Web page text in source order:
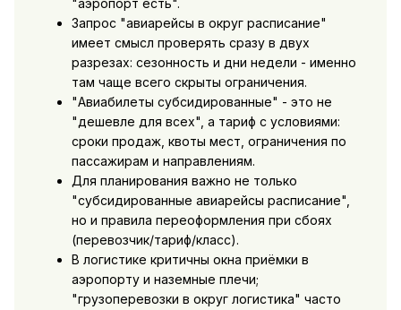
"аэропорт есть".
Запрос "авиарейсы в округ расписание"
имеет смысл проверять сразу в двух
разрезах: сезонность и дни недели - именно
там чаще всего скрыты ограничения.
"Авиабилеты субсидированные" - это не
"дешевле для всех", а тариф с условиями:
сроки продаж, квоты мест, ограничения по
пассажирам и направлениям.
Для планирования важно не только
"субсидированные авиарейсы расписание",
но и правила переоформления при сбоях
(перевозчик/тариф/класс).
В логистике критичны окна приёмки в
аэропорту и наземные плечи;
"грузоперевозки в округ логистика" часто